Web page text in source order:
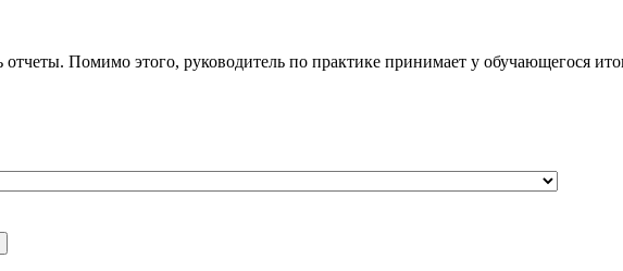
Помимо этого, руководитель по практике принимает у обучающегося